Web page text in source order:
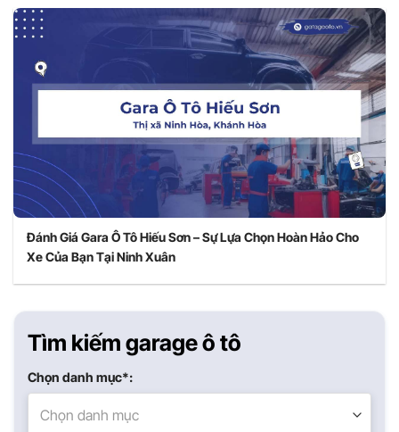
Đánh Giá Gara Ô Tô Hiếu Sơn – Sự Lựa Chọn Hoàn Hảo Cho
Xe Của Bạn Tại Ninh Xuân
Tìm kiếm garage ô tô
Chọn danh mục*:
Chọn danh mục